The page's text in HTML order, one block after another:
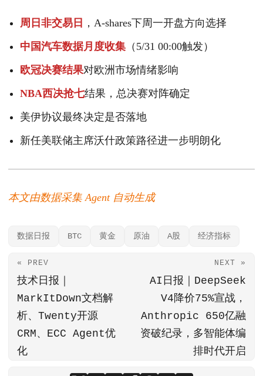
周日非交易日 ，A-shares下周一开盘方向选择
中国汽车数据月度收集 （5/31 00:00触发）
欧冠决赛结果对欧洲市场情绪影响
NBA西决抢七结果，总决赛对阵确定
美伊协议最终决定是否落地
新任美联储主席沃什政策路径进一步明朗化
本文由数据采集 Agent 自动生成
数据日报 BTC 黄金 原油 A股 经济指标
« PREV
技术日报｜
MarkItDown文档解
析、Twenty开源
CRM、ECC Agent优
化
NEXT »
AI日报｜DeepSeek
V4降价75%宣战，
Anthropic 650亿融
资破纪录，多智能体编
排时代开启